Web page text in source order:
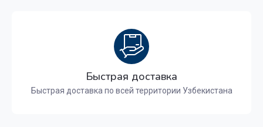
Быстрая доставка
Быстрая доставка по всей территории Узбекистана